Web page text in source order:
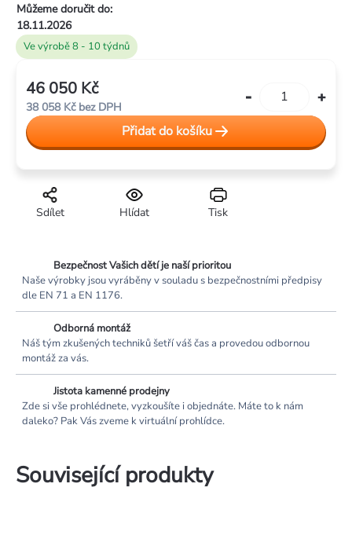
Ve výrobě 8 - 10 týdnů
Můžeme doručit do:
18.11.2026
Tisk
Hlídat
Sdílet
46 050 Kč
38 058 Kč bez DPH
cena:
Přidat do košíku
Bezpečnost Vašich dětí je naší prioritou
Naše výrobky jsou vyráběny v souladu s bezpečnostními předpisy
dle EN 71 a EN 1176.
Odborná montáž
Náš tým zkušených techniků šetří váš čas a provedou odbornou
montáž za vás.
Jistota kamenné prodejny
Zde si vše prohlédnete, vyzkoušíte i objednáte. Máte to k nám
daleko? Pak Vás zveme k virtuální prohlídce.
Související produkty